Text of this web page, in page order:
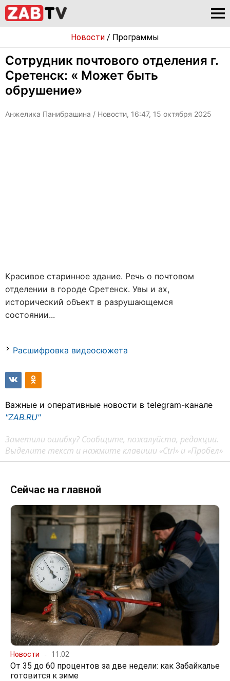
Новости / Программы
Сотрудник почтового отделения г.
Сретенск: « Может быть
обрушение»
Анжелика Панибрашина / Новости, 16:47, 15 октября 2025
Красивое старинное здание. Речь о почтовом
отделении в городе Сретенск. Увы и ах,
исторический объект в разрушающемся
состоянии...
Расшифровка видеосюжета
Важные и оперативные новости в telegram-канале
"ZAB.RU"
Заметили ошибку? Сообщите, пожалуйста, редакции.
Выделите текст и нажмите клавиши «Ctrl» и «Пробел»
Сейчас на главной
Новости 11:02
От 35 до 60 процентов за две недели: как Забайкалье
готовится к зиме